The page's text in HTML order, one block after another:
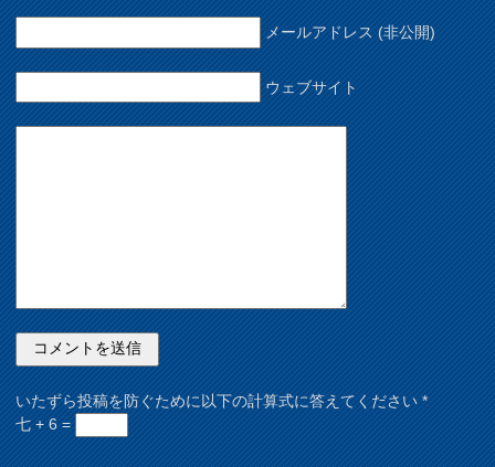
メールアドレス (非公開)
ウェブサイト
いたずら投稿を防ぐために以下の計算式に答えてください*
七 + 6 =